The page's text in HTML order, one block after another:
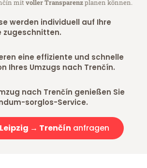
mitvoller Transparenzplanen können.
werden individuell auf Ihre
zugeschnitten.
eine effiziente und schnelle
Ihres Umzugs nach Trenčín.
nach Trenčín genießen Sie
sorglos-Service.
Leipzig → Trenčín anfragen